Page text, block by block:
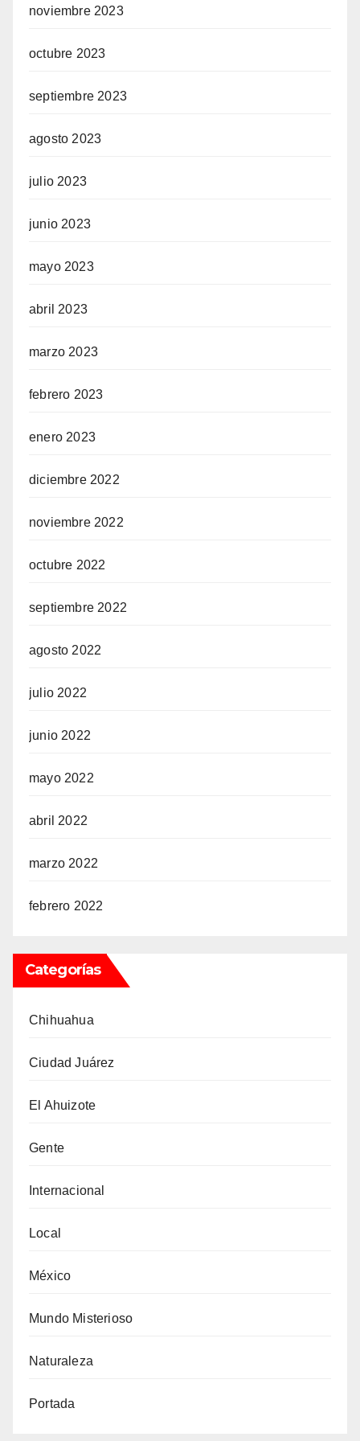
noviembre 2023
octubre 2023
septiembre 2023
agosto 2023
julio 2023
junio 2023
mayo 2023
abril 2023
marzo 2023
febrero 2023
enero 2023
diciembre 2022
noviembre 2022
octubre 2022
septiembre 2022
agosto 2022
julio 2022
junio 2022
mayo 2022
abril 2022
marzo 2022
febrero 2022
Categorías
Chihuahua
Ciudad Juárez
El Ahuizote
Gente
Internacional
Local
México
Mundo Misterioso
Naturaleza
Portada